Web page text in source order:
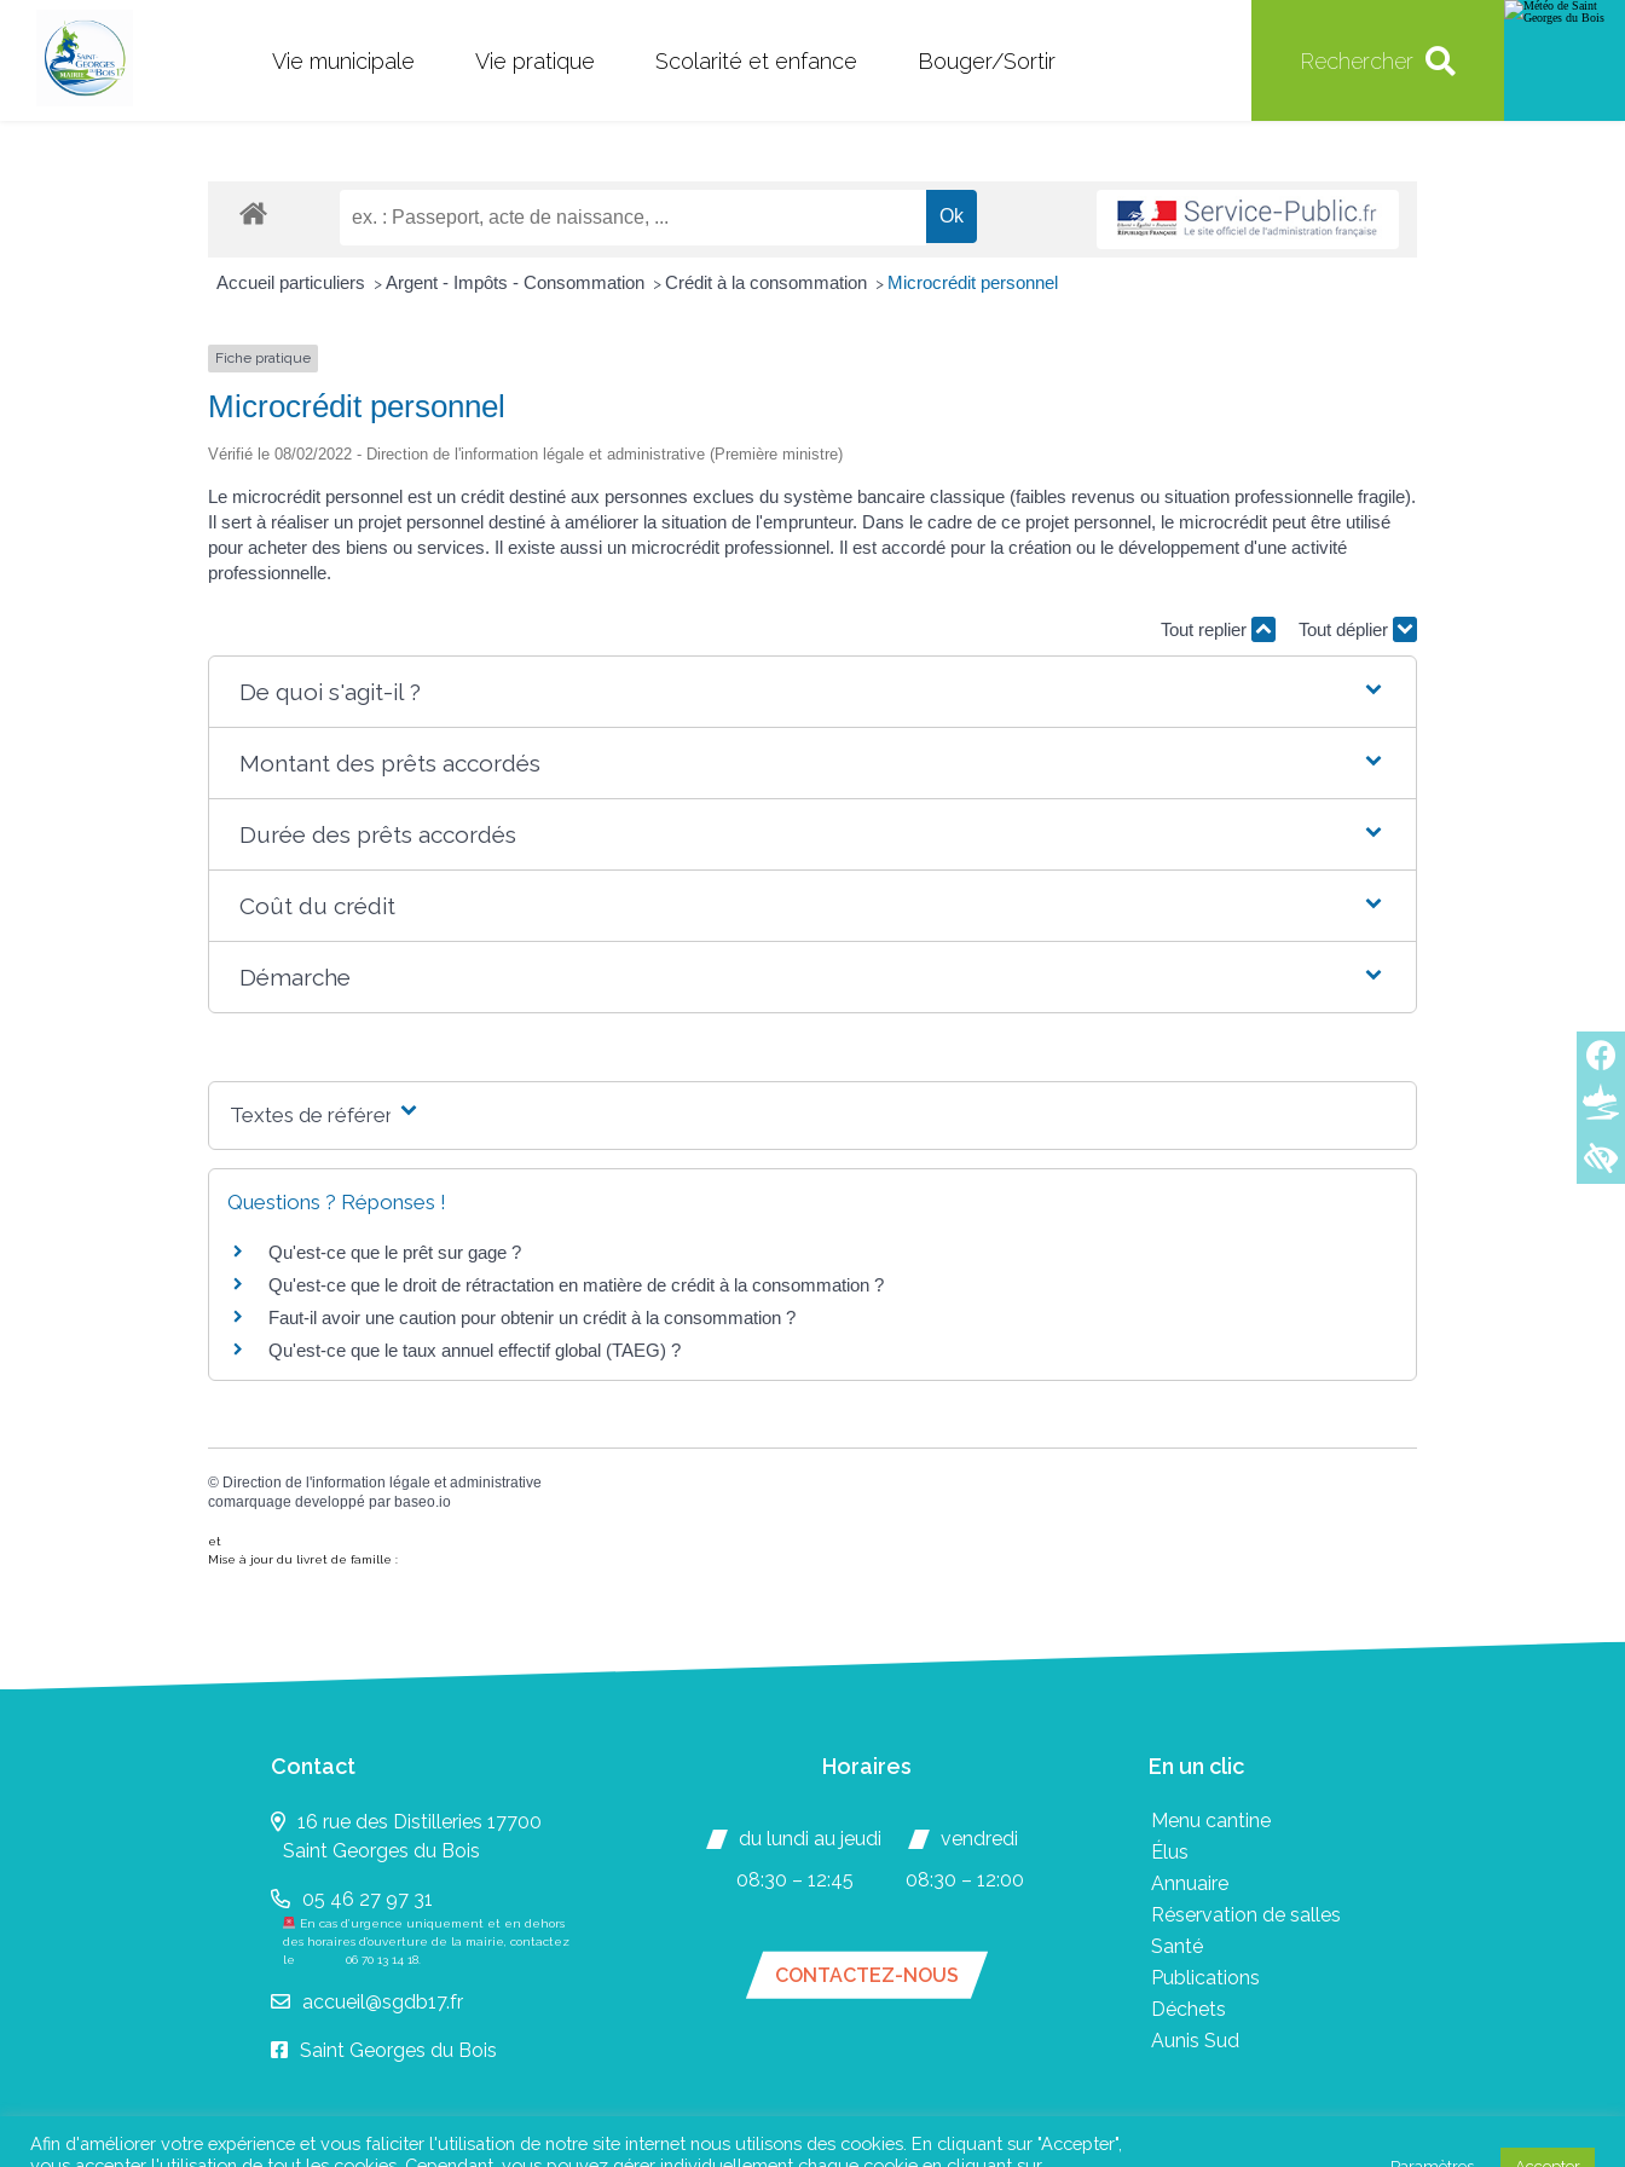
Vie municipale Vie pratique Scolarité et enfance Bouger/Sortir Rechercher
Accueil particuliers > Argent - Impôts - Consommation > Crédit à la consommation > Microcrédit personnel
Fiche pratique
Microcrédit personnel
Vérifié le 08/02/2022 - Direction de l'information légale et administrative (Première ministre)
Le microcrédit personnel est un crédit destiné aux personnes exclues du système bancaire classique (faibles revenus ou situation professionnelle fragile).
Il sert à réaliser un projet personnel destiné à améliorer la situation de l'emprunteur. Dans le cadre de ce projet personnel, le microcrédit peut être utilisé
pour acheter des biens ou services. Il existe aussi un microcrédit professionnel. Il est accordé pour la création ou le développement d'une activité
professionnelle.
Tout replier Tout déplier
De quoi s'agit-il ?
Montant des prêts accordés
Durée des prêts accordés
Coût du crédit
Démarche
Textes de référence
Questions ? Réponses !
Qu'est-ce que le prêt sur gage ?
Qu'est-ce que le droit de rétractation en matière de crédit à la consommation ?
Faut-il avoir une caution pour obtenir un crédit à la consommation ?
Qu'est-ce que le taux annuel effectif global (TAEG) ?
© Direction de l'information légale et administrative
comarquage developpé par baseo.io
et
Mise à jour du livret de famille :
Contact
16 rue des Distilleries 17700
Saint Georges du Bois
05 46 27 97 31
En cas d’urgence uniquement et en dehors
des horaires d’ouverture de la mairie, contactez
le 06 70 13 14 18.
accueil@sgdb17.fr
Saint Georges du Bois
Horaires
du lundi au jeudi
08:30 – 12:45
vendredi
08:30 – 12:00
CONTACTEZ-NOUS
En un clic
Menu cantine
Élus
Annuaire
Réservation de salles
Santé
Publications
Déchets
Aunis Sud
Afin d'améliorer votre expérience et vous faliciter l'utilisation de notre site internet nous utilisons des cookies. En cliquant sur "Accepter",